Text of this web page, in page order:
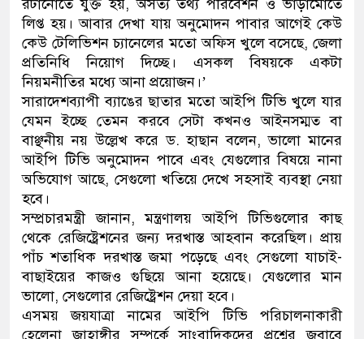
জড়িত কিশোর গ্যাংয়ের চার শিশু
ডাকাতির প্রস্তুতিকালে
থানা পুলিশ
রটানোতে যুক্ত হয়, অসত্য তথ্য পরিবেশন ও ভাঁড়ামোতে
লিপ্ত হয়। আবার দেখা যায় অনুমোদন পাবার আগেই কেউ
কেউ টেলিভিশন চ্যানেলের মতো অফিস খুলে বসেছে, জেলা
প্রতিনিধি নিয়োগ দিচ্ছে। এসকল বিষয়কে একটা
নিয়মনীতির মধ্যে আনা প্রয়োজন।’
সারাদেশব্যাপী ব্যাঙের ছাতার মতো আইপি টিভি খুলে যার
যেমন ইচ্ছে তেমন করবে সেটা কখনও আইনসম্মত বা
বাঞ্ছনীয় নয় উল্লেখ করে ড. হাছান বলেন, ভালো মানের
আইপি টিভি অনুমোদন পাবে এবং যেগুলোর বিষয়ে নানা
অভিযোগ আছে, সেগুলো খতিয়ে দেখে সহসাই ব্যবস্থা নেয়া
হবে।
সম্প্রচারমন্ত্রী জানান, মন্ত্রণালয় আইপি টিভিগুলোর কাছ
থেকে রেজিষ্ট্রেশনের জন্য দরখাস্ত আহবান করেছিল। প্রায়
পাঁচ শতাধিক দরখাস্ত জমা পড়েছে এবং সেগুলো যাচাই-
বাছাইয়ের কাজও গুছিয়ে আনা হয়েছে। যেগুলোর মান
ভালো, সেগুলোর রেজিষ্ট্রেশন দেয়া হবে।
এসময় জয়যাত্রা নামের আইপি টিভি পরিচালনাকারী
হেলেনা জাহাঙ্গীর সম্পর্কে সাংবাদিকদের প্রশ্নের জবাবে